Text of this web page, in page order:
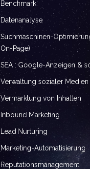
Benchmark
Datenanalyse
Suchmaschinen-
On-Page)
SEA : Google-Anzeigen &
Verwaltung sozialer Medien
Vermarktung von Inhalten
Inbound Marketing
Lead Nurturing
Marketing-Automatisierung
Reputationsmanagement